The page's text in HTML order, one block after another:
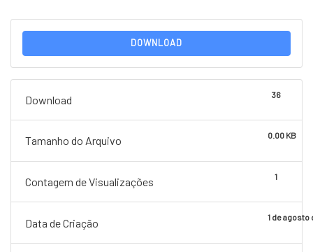
DOWNLOAD
Download 36
Tamanho do Arquivo 0.00 KB
Contagem de Visualizações 1
Data de Criação 1 de agosto